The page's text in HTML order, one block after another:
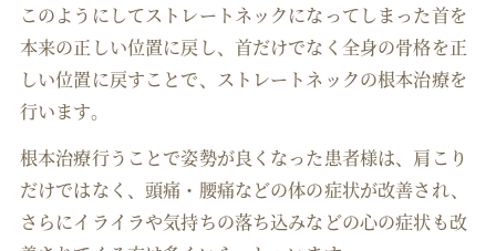
このようにしてストレートネックになってしまった首を
本来の正しい位置に戻し、首だけでなく全身の骨格を正
しい位置に戻すことで、ストレートネックの根本治療を
行います。
根本治療行うことで姿勢が良くなった患者様は、肩こり
だけではなく、頭痛・腰痛などの体の症状が改善され、
さらにイライラや気持ちの落ち込みなどの心の症状も改